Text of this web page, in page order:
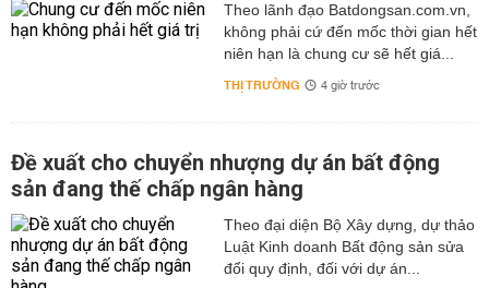
Theo lãnh đạo Batdongsan.com.vn,
không phải cứ đến mốc thời gian hết
niên hạn là chung cư sẽ hết giá...
THỊ TRƯỜNG 4 giờ trước
Đề xuất cho chuyển nhượng dự án bất động
sản đang thế chấp ngân hàng
Theo đại diện Bộ Xây dựng, dự thảo
Luật Kinh doanh Bất động sản sửa
đổi quy định, đối với dự án...